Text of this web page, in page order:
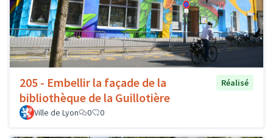
205 - Embellir la façade de la
bibliothèque de la Guillotière
Réalisé
Ville de Lyon 0 0